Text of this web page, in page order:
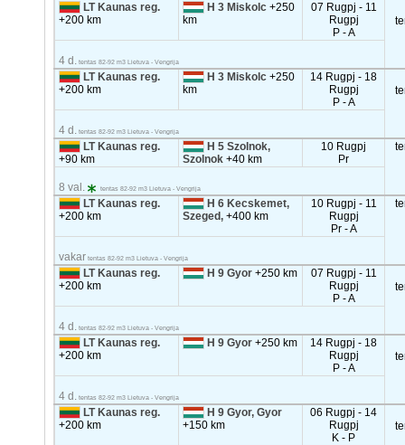
LT Kaunas reg.
+200 km
H 3 Miskolc+250
km
07 Rugpj - 11
Rugpj
P - A
4 d. tentas 82-92 m3 Lietuva - Vengrija
LT Kaunas reg.
+200 km
H 3 Miskolc+250
km
14 Rugpj - 18
Rugpj
P - A
4 d. tentas 82-92 m3 Lietuva - Vengrija
LT Kaunas reg.
+90 km
H 5 Szolnok,
Szolnok+40 km
10 Rugpj
Pr
8 val. tentas 82-92 m3 Lietuva - Vengrija
LT Kaunas reg.
+200 km
H 6 Kecskemet,
Szeged,+400 km
10 Rugpj - 11
Rugpj
Pr - A
vakar tentas 82-92 m3 Lietuva - Vengrija
LT Kaunas reg.
+200 km
H 9 Gyor+250 km
07 Rugpj - 11
Rugpj
P - A
4 d. tentas 82-92 m3 Lietuva - Vengrija
LT Kaunas reg.
+200 km
H 9 Gyor+250 km
14 Rugpj - 18
Rugpj
P - A
4 d. tentas 82-92 m3 Lietuva - Vengrija
LT Kaunas reg.
+200 km
H 9 Gyor, Gyor
+150 km
06 Rugpj - 14
Rugpj
K - P